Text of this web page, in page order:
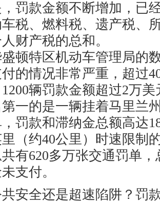
款金额不断增加，已
税、燃料税、遗产税、
财产税的总和。
特区机动车管理局的
的情况非常严重，超过
辆罚款金额超过2万
一的是一辆挂着马里兰
罚款和滞纳金总额高达
（约40公里）时速限制
620多万张交通罚单，
支付。
全还是超速陷阱？罚